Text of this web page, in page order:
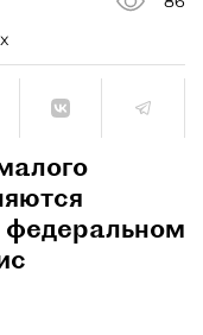
федеральном